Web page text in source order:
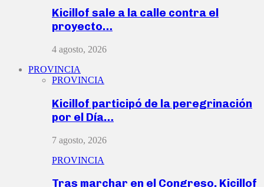
Kicillof sale a la calle contra el
proyecto…
4 agosto, 2026
PROVINCIA
PROVINCIA
Kicillof participó de la peregrinación
por el Día…
7 agosto, 2026
PROVINCIA
Tras marchar en el Congreso, Kicillof